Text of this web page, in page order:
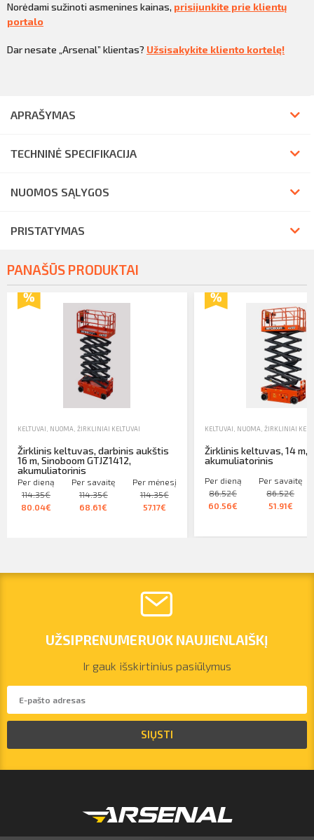
vilnius@arsenalrent.com
Norėdami sužinoti asmenines kainas, prisijunkite prie klientų
portalo
Dar nesate „Arsenal” klientas? Užsisakykite kliento kortelę!
APRAŠYMAS
TECHNINĖ SPECIFIKACIJA
NUOMOS SĄLYGOS
PRISTATYMAS
PANAŠŪS PRODUKTAI
KELTUVAI NUOMA ŽIRKLINIAI KELTUVAI
Žirklinis keltuvas, darbinis aukštis
16 m, Sinoboom GTJZ1412,
akumuliatorinis
Per dieną
114.35€
80.04€
Per savaitę
114.35€
68.61€
Per mėnesį
114.35€
57.17€
KELTUVAI NUOMA ŽIRKLINIAI
Žirklinis keltuvas, 14 m,
akumuliatorinis
Per dieną
86.52€
60.56€
Per savaitę
86.52€
51.91€
UŽSIPRENUMERUOK NAUJIENLAIŠKĮ
Ir gauk išskirtinius pasiūlymus
SIŲSTI